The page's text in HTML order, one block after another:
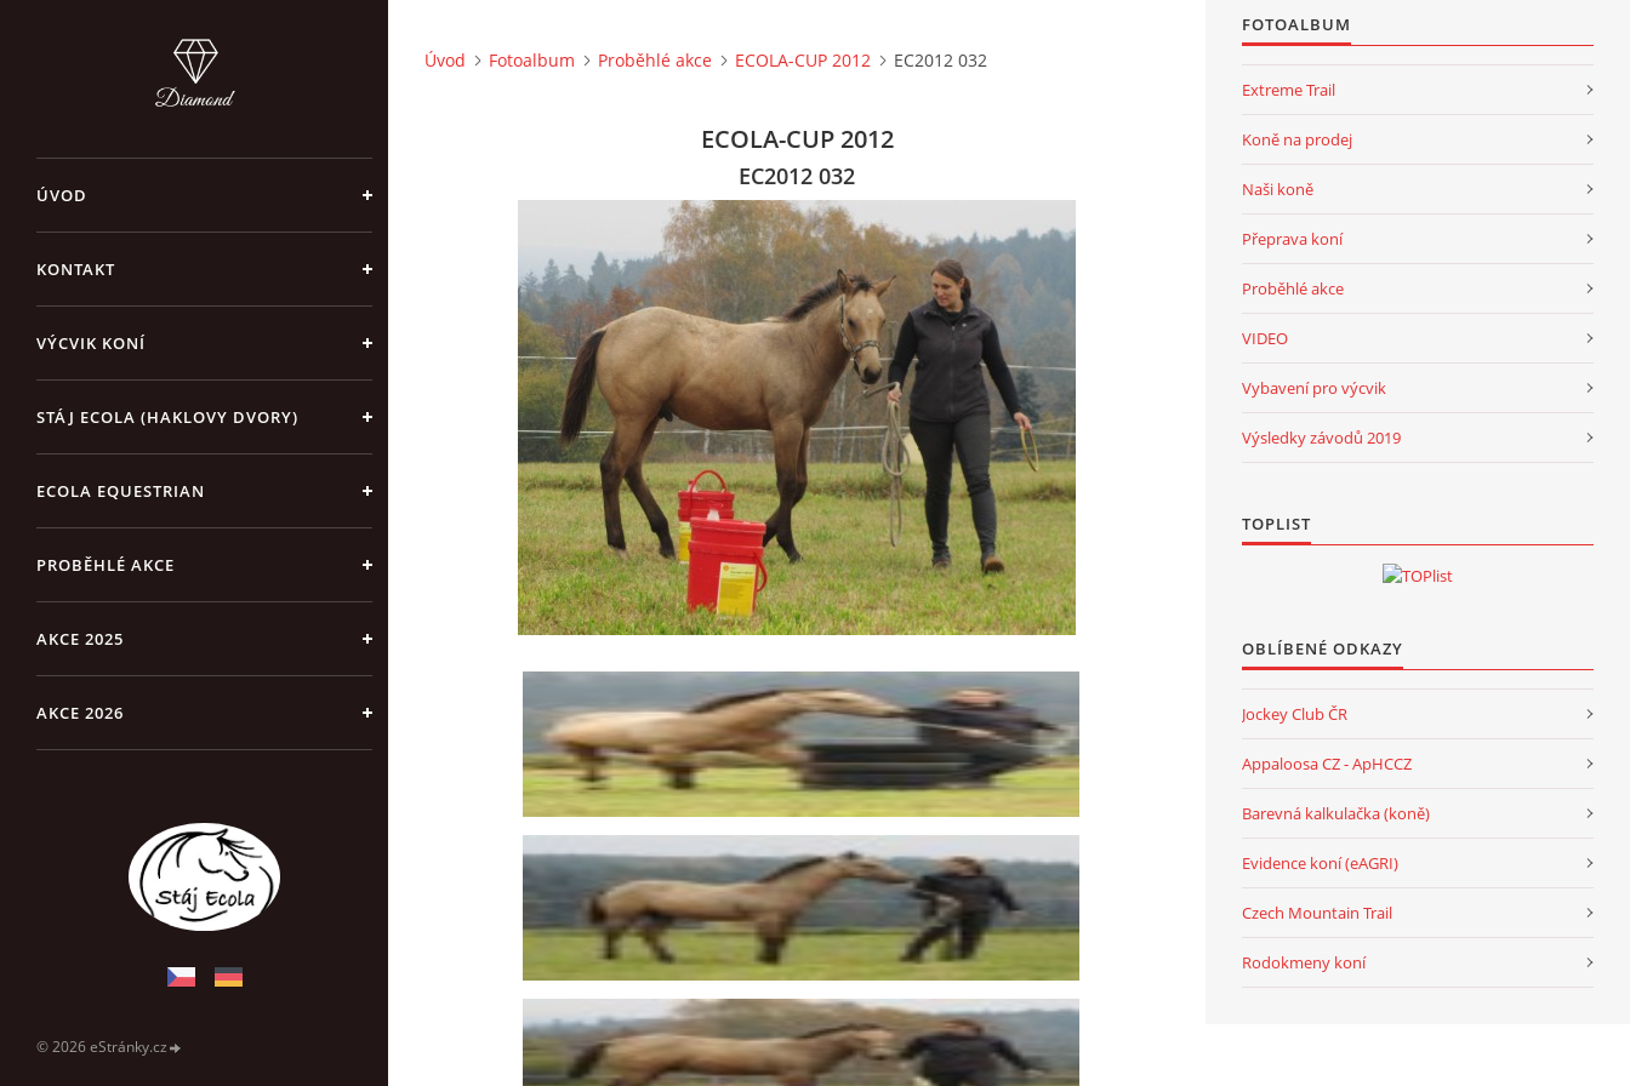
ÚVOD
KONTAKT
VÝCVIK KONÍ
STÁJ ECOLA (HAKLOVY DVORY)
ECOLA EQUESTRIAN
PROBĚHLÉ AKCE
AKCE 2025
AKCE 2026
© 2026 eStránky.cz
Úvod Fotoalbum Proběhlé akce ECOLA-CUP 2012 EC2012 032
ECOLA-CUP 2012
EC2012 032
FOTOALBUM
Extreme Trail
Koně na prodej
Naši koně
Přeprava koní
Proběhlé akce
VIDEO
Vybavení pro výcvik
Výsledky závodů 2019
TOPLIST
OBLÍBENÉ ODKAZY
Jockey Club ČR
Appaloosa CZ - ApHCCZ
Barevná kalkulačka (koně)
Evidence koní (eAGRI)
Czech Mountain Trail
Rodokmeny koní